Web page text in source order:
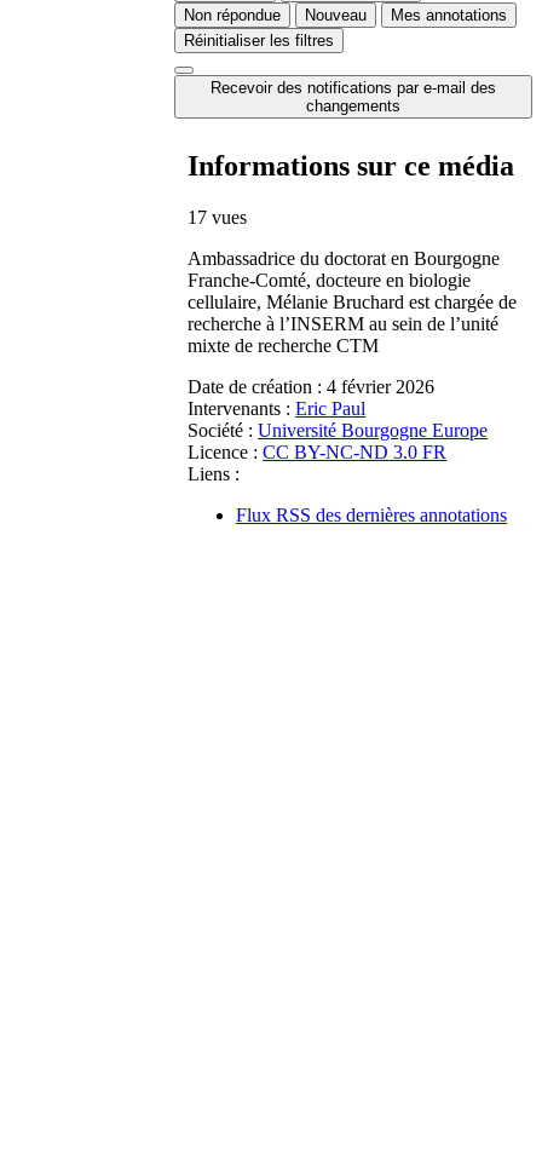
Non répondue
Nouveau
Mes annotations
Réinitialiser les filtres
Recevoir des notifications par e-mail des
changements
Informations sur ce média
17 vues
Ambassadrice du doctorat en Bourgogne
Franche-Comté, docteure en biologie
cellulaire, Mélanie Bruchard est chargée de
recherche à l’INSERM au sein de l’unité
mixte de recherche CTM
Date de création : 4 février 2026
Intervenants : Eric Paul
Société : Université Bourgogne Europe
Licence : CC BY-NC-ND 3.0 FR
Liens :
Flux RSS des dernières annotations